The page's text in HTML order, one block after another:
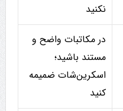
نکنید
در مکاتبات واضح و
مستند باشید؛
اسکرین‌شات ضمیمه
کنید